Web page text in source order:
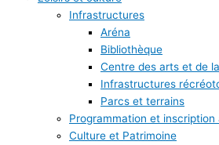
Infrastructures
Aréna
Bibliothèque
Centre des arts et de
Infrastructures
Parcs et terrains
Programmation et
Culture et Patrimoine